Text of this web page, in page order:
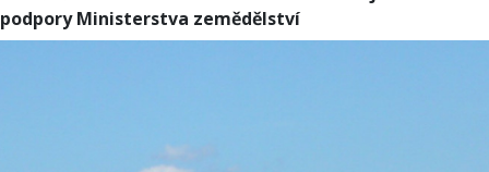
podpory Ministerstva zemědělství